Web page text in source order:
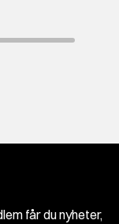
får du nyheter,